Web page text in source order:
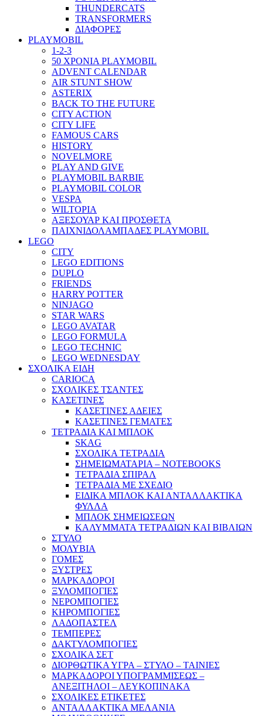
THUNDERCATS
TRANSFORMERS
ΔΙΑΦΟΡΕΣ
PLAYMOBIL
1-2-3
50 ΧΡΟΝΙΑ PLAYMOBIL
ADVENT CALENDAR
AIR STUNT SHOW
ASTERIX
BACK TO THE FUTURE
CITY ACTION
CITY LIFE
FAMOUS CARS
HISTORY
NOVELMORE
PLAY AND GIVE
PLAYMOBIL BARBIE
PLAYMOBIL COLOR
VESPA
WILTOPIA
ΑΞΕΣΟΥΑΡ ΚΑΙ ΠΡΟΣΘΕΤΑ
ΠΑΙΧΝΙΔΟΛΑΜΠΑΔΕΣ PLAYMOBIL
LEGO
CITY
LEGO EDITIONS
DUPLO
FRIENDS
HARRY POTTER
NINJAGO
STAR WARS
LEGO AVATAR
LEGO FORMULA
LEGO TECHNIC
LEGO WEDNESDAY
ΣΧΟΛΙΚΑ ΕΙΔΗ
CARIOCA
ΣΧΟΛΙΚΕΣ ΤΣΑΝΤΕΣ
ΚΑΣΕΤΙΝΕΣ
ΚΑΣΕΤΙΝΕΣ ΑΔΕΙΕΣ
ΚΑΣΕΤΙΝΕΣ ΓΕΜΑΤΕΣ
ΤΕΤΡΑΔΙΑ ΚΑΙ ΜΠΛΟΚ
SKAG
ΣΧΟΛΙΚΑ ΤΕΤΡΑΔΙΑ
ΣΗΜΕΙΩΜΑΤΑΡΙΑ – NOTEBOOKS
ΤΕΤΡΑΔΙΑ ΣΠΙΡΑΛ
ΤΕΤΡΑΔΙΑ ΜΕ ΣΧΕΔΙΟ
ΕΙΔΙΚΑ ΜΠΛΟΚ ΚΑΙ ΑΝΤΑΛΛΑΚΤΙΚΑ
ΦΥΛΛΑ
ΜΠΛΟΚ ΣΗΜΕΙΩΣΕΩΝ
ΚΑΛΥΜΜΑΤΑ ΤΕΤΡΑΔΙΩΝ ΚΑΙ ΒΙΒΛΙΩΝ
ΣΤΥΛΟ
ΜΟΛΥΒΙΑ
ΓΟΜΕΣ
ΞΥΣΤΡΕΣ
ΜΑΡΚΑΔΟΡΟΙ
ΞΥΛΟΜΠΟΓΙΕΣ
ΝΕΡΟΜΠΟΓΙΕΣ
ΚΗΡΟΜΠΟΓΙΕΣ
ΛΑΔΟΠΑΣΤΕΛ
ΤΕΜΠΕΡΕΣ
ΔΑΚΤΥΛΟΜΠΟΓΙΕΣ
ΣΧΟΛΙΚΑ ΣΕΤ
ΔΙΟΡΘΩΤΙΚΑ ΥΓΡΑ – ΣΤΥΛΟ – ΤΑΙΝΙΕΣ
ΜΑΡΚΑΔΟΡΟΙ ΥΠΟΓΡΑΜΜΙΣΕΩΣ –
ΑΝΕΞΙΤΗΛΟΙ – ΛΕΥΚΟΠΙΝΑΚΑ
ΣΧΟΛΙΚΕΣ ΕΤΙΚΕΤΕΣ
ΑΝΤΑΛΛΑΚΤΙΚΑ ΜΕΛΑΝΙΑ